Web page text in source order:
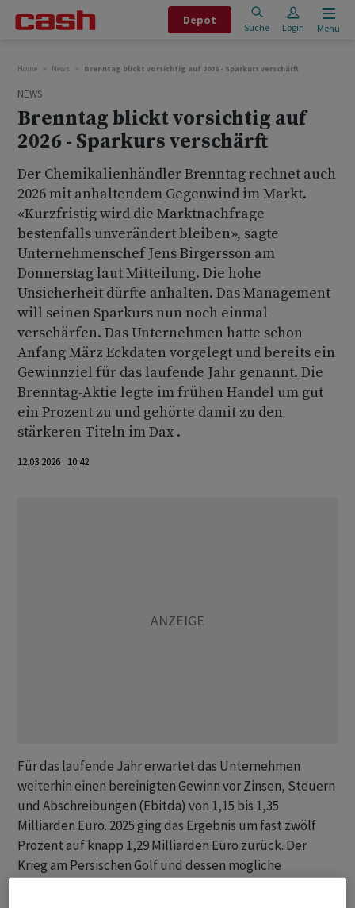
Depot
Suche Login Menu
Home News Brenntag blickt vorsichtig auf 2026 - Sparkurs verschärft
NEWS
Brenntag blickt vorsichtig auf
2026 - Sparkurs verschärft
Der Chemikalienhändler Brenntag rechnet auch
2026 mit anhaltendem Gegenwind im Markt.
«Kurzfristig wird die Marktnachfrage
bestenfalls unverändert bleiben», sagte
Unternehmenschef Jens Birgersson am
Donnerstag laut Mitteilung. Die hohe
Unsicherheit dürfte anhalten. Das Management
will seinen Sparkurs nun noch einmal
verschärfen. Das Unternehmen hatte schon
Anfang März Eckdaten vorgelegt und bereits ein
Gewinnziel für das laufende Jahr genannt. Die
Brenntag-Aktie legte im frühen Handel um gut
ein Prozent zu und gehörte damit zu den
stärkeren Titeln im Dax .
12.03.2026 10:42
Für das laufende Jahr erwartet das Unternehmen
weiterhin einen bereinigten Gewinn vor Zinsen, Steuern
und Abschreibungen (Ebitda) von 1,15 bis 1,35
Milliarden Euro. 2025 ging das Ergebnis um fast zwölf
Prozent auf knapp 1,29 Milliarden Euro zurück. Der
Krieg am Persischen Golf und dessen mögliche